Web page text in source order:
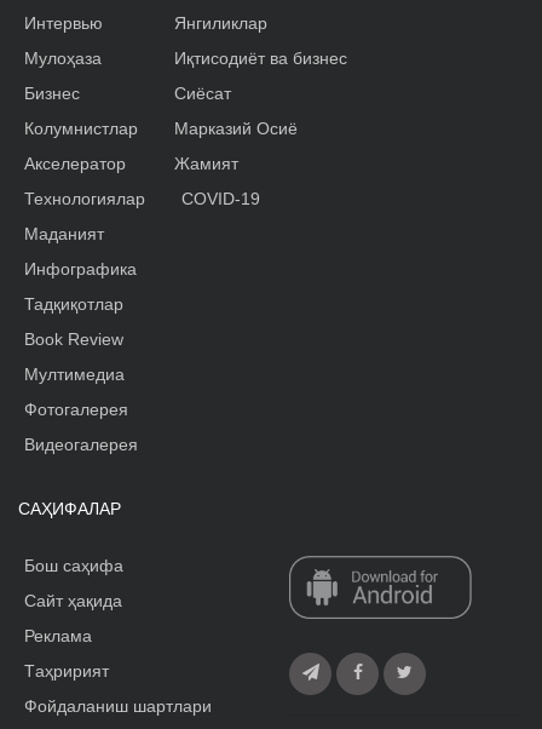
Интервью
Мулоҳаза
Бизнес
Колумнистлар
Акселератор
Янгиликлар
Иқтисодиёт ва бизнес
Сиёсат
Марказий Осиё
Жамият
Технологиялар
Маданият
Инфографика
Тадқиқотлар
Book Review
Мултимедиа
Фотогалерея
Видеогалерея
COVID-19
САҲИФАЛАР
Бош саҳифа
Сайт ҳақида
Реклама
Tаҳририят
Фойдаланиш шартлари